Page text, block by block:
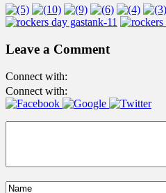
Leave a Comment
Connect with:
Connect with: